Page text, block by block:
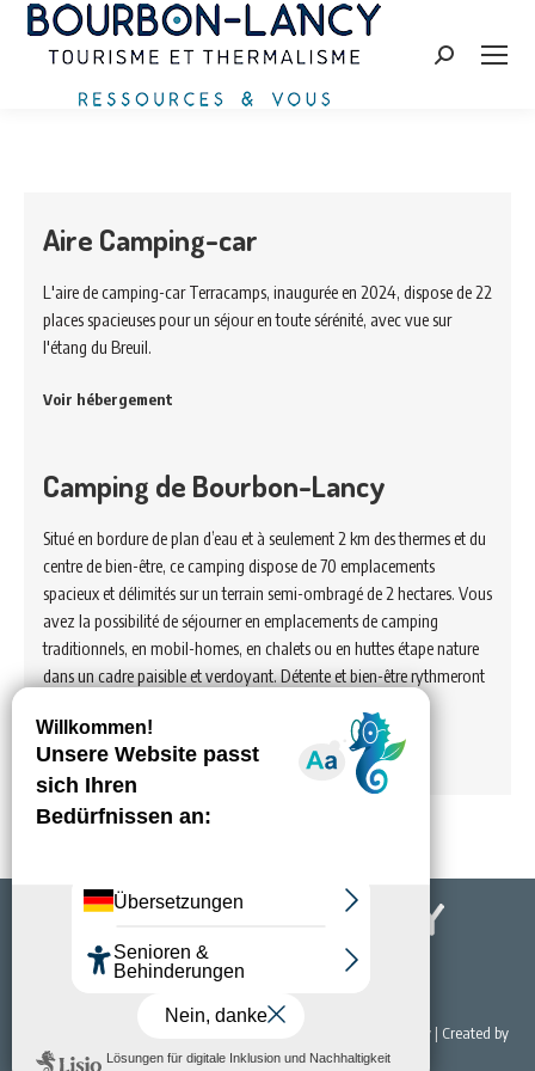
Search:
Aire Camping-car
L'aire de camping-car Terracamps, inaugurée en 2024, dispose de 22
places spacieuses pour un séjour en toute sérénité, avec vue sur
l'étang du Breuil.
Voir hébergement
Camping de Bourbon-Lancy
Situé en bordure de plan d’eau et à seulement 2 km des thermes et du
centre de bien-être, ce camping dispose de 70 emplacements
spacieux et délimités sur un terrain semi-ombragé de 2 hectares. Vous
avez la possibilité de séjourner en emplacements de camping
traditionnels, en mobil-homes, en chalets ou en huttes étape nature
dans un cadre paisible et verdoyant. Détente et bien-être rythmeront
Voir hébergement
© 2022 Office de Tourisme & du Thermalisme de Bourbon-Lancy | Created by
NET EASY